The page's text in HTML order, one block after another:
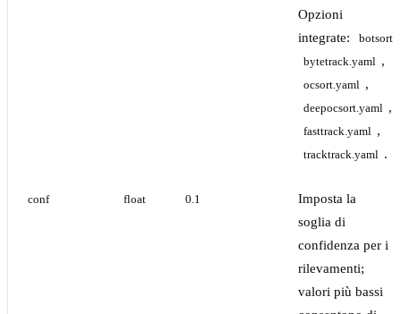
Opzioni
integrate:
bytetrack.yaml ,
ocsort.yaml ,
deepocsort.yaml ,
fasttrack.yaml ,
tracktrack.yaml .
conf float 0.1
Imposta la
soglia di
confidenza per i
rilevamenti;
valori più bassi